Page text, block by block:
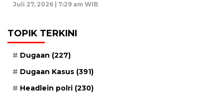
Juli 27, 2026 | 7:29 am WIB
TOPIK TERKINI
Dugaan (227)
Dugaan Kasus (391)
Headlein polri (230)